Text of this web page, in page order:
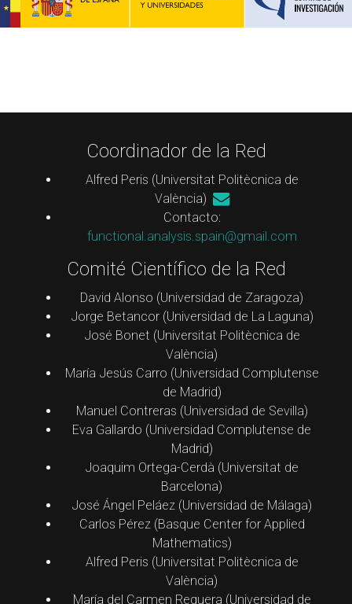
Coordinador de la Red
Alfred Peris (Universitat Politècnica de
València)
Contacto:
functional.analysis.spain@gmail.com
Comité Científico de la Red
David Alonso (Universidad de Zaragoza)
Jorge Betancor (Universidad de La Laguna)
José Bonet (Universitat Politècnica de
València)
María Jesús Carro (Universidad Complutense
de Madrid)
Manuel Contreras (Universidad de Sevilla)
Eva Gallardo (Universidad Complutense de
Madrid)
Joaquim Ortega-Cerdà (Universitat de
Barcelona)
José Ángel Peláez (Universidad de Málaga)
Carlos Pérez (Basque Center for Applied
Mathematics)
Alfred Peris (Universitat Politècnica de
València)
María del Carmen Reguera (Universidad de